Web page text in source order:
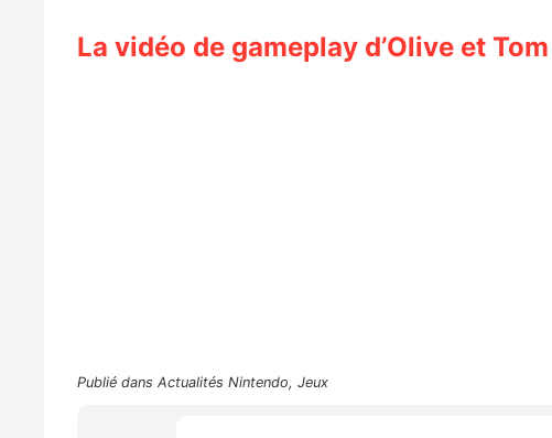
La vidéo de gameplay d’Olive et
Publié dans Actualités Nintendo, Jeux